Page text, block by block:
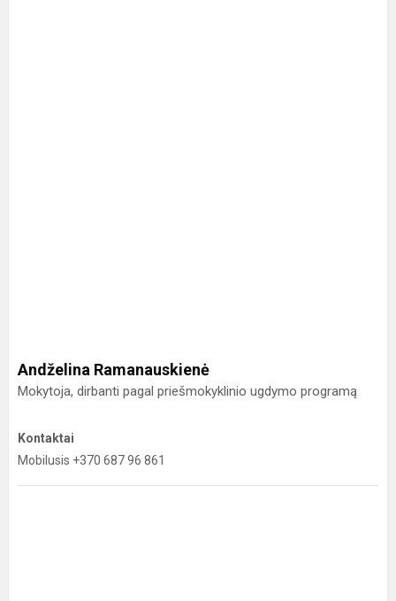
Andželina Ramanauskienė
Mokytoja, dirbanti pagal priešmokyklinio ugdymo programą
Kontaktai
Mobilusis +370 687 96 861